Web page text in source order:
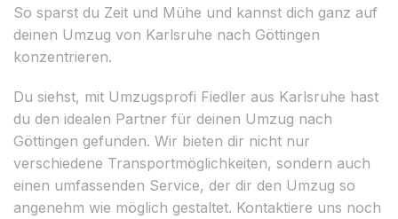
So sparst du Zeit und Mühe und kannst dich ganz auf
deinen Umzug von Karlsruhe nach Göttingen
konzentrieren.
Du siehst, mit Umzugsprofi Fiedler aus Karlsruhe hast
du den idealen Partner für deinen Umzug nach
Göttingen gefunden. Wir bieten dir nicht nur
verschiedene Transportmöglichkeiten, sondern auch
einen umfassenden Service, der dir den Umzug so
angenehm wie möglich gestaltet. Kontaktiere uns noch